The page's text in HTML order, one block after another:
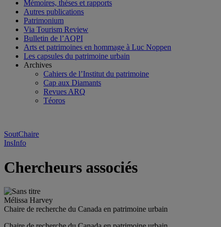
Mémoires, thèses et rapports
Autres publications
Patrimonium
Via Tourism Review
Bulletin de l’AQPI
Arts et patrimoines en hommage à Luc Noppen
Les capsules du patrimoine urbain
Archives
Cahiers de l’Institut du patrimoine
Cap aux Diamants
Revues ARQ
Téoros
SoutChaire
InsInfo
Chercheurs associés
Mélissa Harvey
Chaire de recherche du Canada en patrimoine urbain